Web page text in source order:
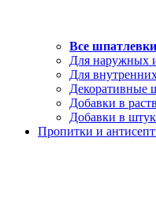
Все
Для наружных
Для
Декоративные
Добавки в
Добавки в
Пропитки и